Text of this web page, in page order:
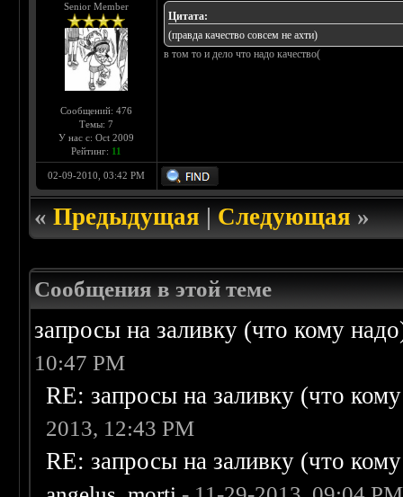
Senior Member
Сообщений: 476
Темы: 7
У нас с: Oct 2009
Рейтинг: 11
Цитата:
(правда качество совсем не ахти)
в том то и дело что надо качество(
02-09-2010, 03:42 PM
«Предыдущая|Следующая»
Сообщения в этой теме
запросы на заливку (что кому
10:47 PM
RE: запросы на заливку (что
2013, 12:43 PM
RE: запросы на заливку (что